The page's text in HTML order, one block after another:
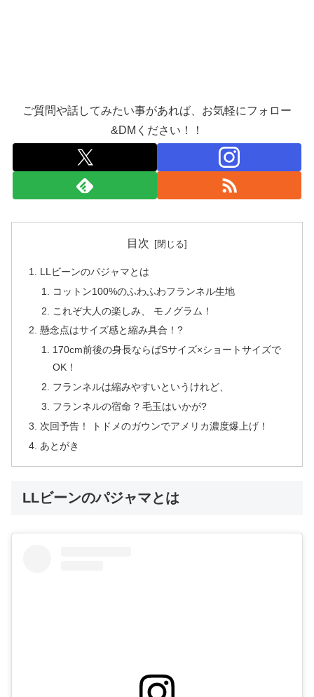
ご質問や話してみたい事があれば、お気軽にフォロー
&DMください！！
目次
LLビーンのパジャマとは
コットン100%のふわふわフランネル生地
これぞ大人の楽しみ、 モノグラム！
懸念点はサイズ感と縮み具合！?
170cm前後の身長ならばSサイズ×ショートサイズで
OK！
フランネルは縮みやすいというけれど、
フランネルの宿命 ? 毛玉はいかが?
次回予告！ トドメのガウンでアメリカ濃度爆上げ！
あとがき
LLビーンのパジャマとは